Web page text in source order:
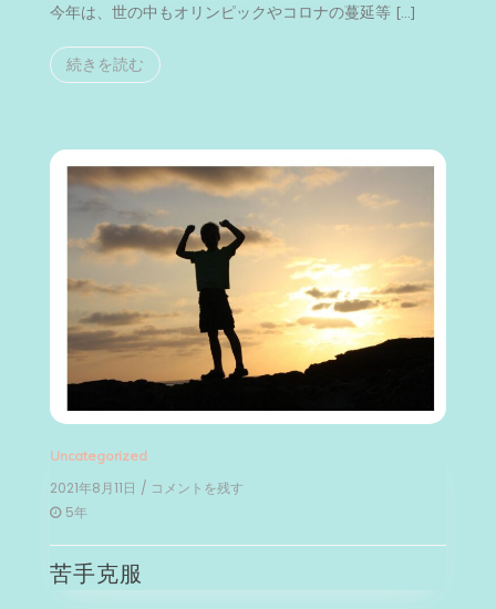
今年は、世の中もオリンピックやコロナの蔓延等 […]
続きを読む
Uncategorized
2021年8月11日 / コメントを残す
克
5年
苦手克服